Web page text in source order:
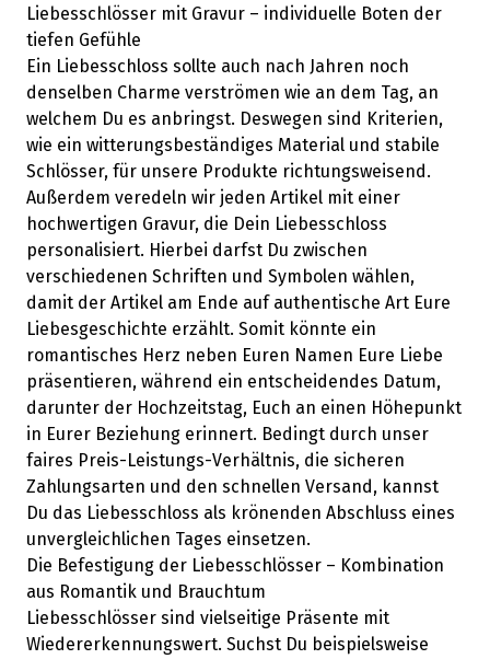
Liebesschlösser mit Gravur – individuelle Boten der
tiefen Gefühle
Ein Liebesschloss sollte auch nach Jahren noch
denselben Charme verströmen wie an dem Tag, an
welchem Du es anbringst. Deswegen sind Kriterien,
wie ein witterungsbeständiges Material und stabile
Schlösser, für unsere Produkte richtungsweisend.
Außerdem veredeln wir jeden Artikel mit einer
hochwertigen Gravur, die Dein Liebesschloss
personalisiert. Hierbei darfst Du zwischen
verschiedenen Schriften und Symbolen wählen,
damit der Artikel am Ende auf authentische Art Eure
Liebesgeschichte erzählt. Somit könnte ein
romantisches Herz neben Euren Namen Eure Liebe
präsentieren, während ein entscheidendes Datum,
darunter der Hochzeitstag, Euch an einen Höhepunkt
in Eurer Beziehung erinnert. Bedingt durch unser
faires Preis-Leistungs-Verhältnis, die sicheren
Zahlungsarten und den schnellen Versand, kannst
Du das Liebesschloss als krönenden Abschluss eines
unvergleichlichen Tages einsetzen.
Die Befestigung der Liebesschlösser – Kombination
aus Romantik und Brauchtum
Liebesschlösser sind vielseitige Präsente mit
Wiedererkennungswert. Suchst Du beispielsweise